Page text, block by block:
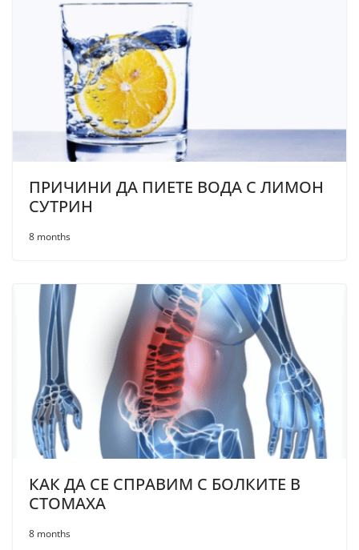
ПРИЧИНИ ДА ПИЕТЕ ВОДА С ЛИМОН
СУТРИН
8 months
КАК ДА СЕ СПРАВИМ С БОЛКИТЕ В
СТОМАХА
8 months